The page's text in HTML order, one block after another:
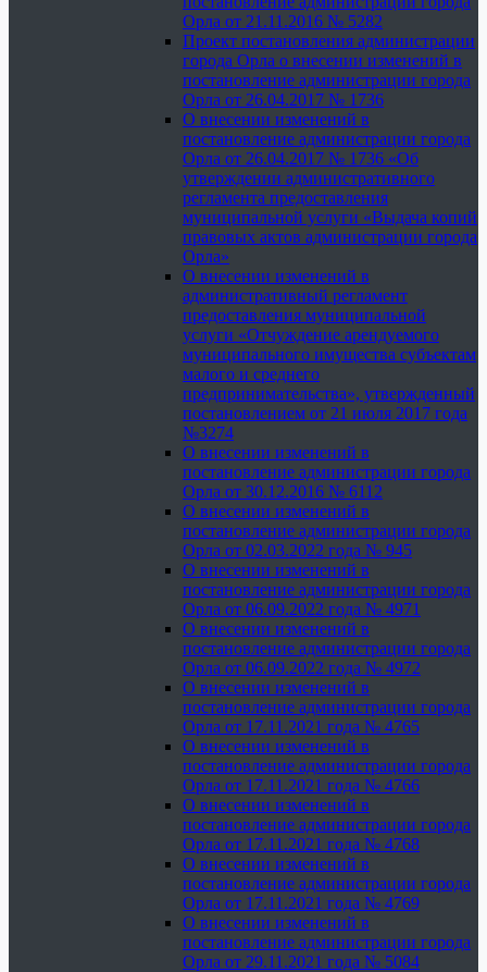
Орла от 21.11.2016 № 5282
Проект постановления администрации
города Орла о внесении изменений в
постановление администрации города
Орла от 26.04.2017 № 1736
О внесении изменений в
постановление администрации города
Орла от 26.04.2017 № 1736 «Об
утверждении административного
регламента предоставления
муниципальной услуги «Выдача копий
правовых актов администрации города
Орла»
О внесении изменений в
административный регламент
предоставления муниципальной
услуги «Отчуждение арендуемого
муниципального имущества субъектам
малого и среднего
предпринимательства», утвержденный
постановлением от 21 июля 2017 года
№3274
О внесении изменений в
постановление администрации города
Орла от 30.12.2016 № 6112
О внесении изменений в
постановление администрации города
Орла от 02.03.2022 года № 945
О внесении изменений в
постановление администрации города
Орла от 06.09.2022 года № 4971
О внесении изменений в
постановление администрации города
Орла от 06.09.2022 года № 4972
О внесении изменений в
постановление администрации города
Орла от 17.11.2021 года № 4765
О внесении изменений в
постановление администрации города
Орла от 17.11.2021 года № 4766
О внесении изменений в
постановление администрации города
Орла от 17.11.2021 года № 4768
О внесении изменений в
постановление администрации города
Орла от 17.11.2021 года № 4769
О внесении изменений в
постановление администрации города
Орла от 29.11.2021 года № 5084